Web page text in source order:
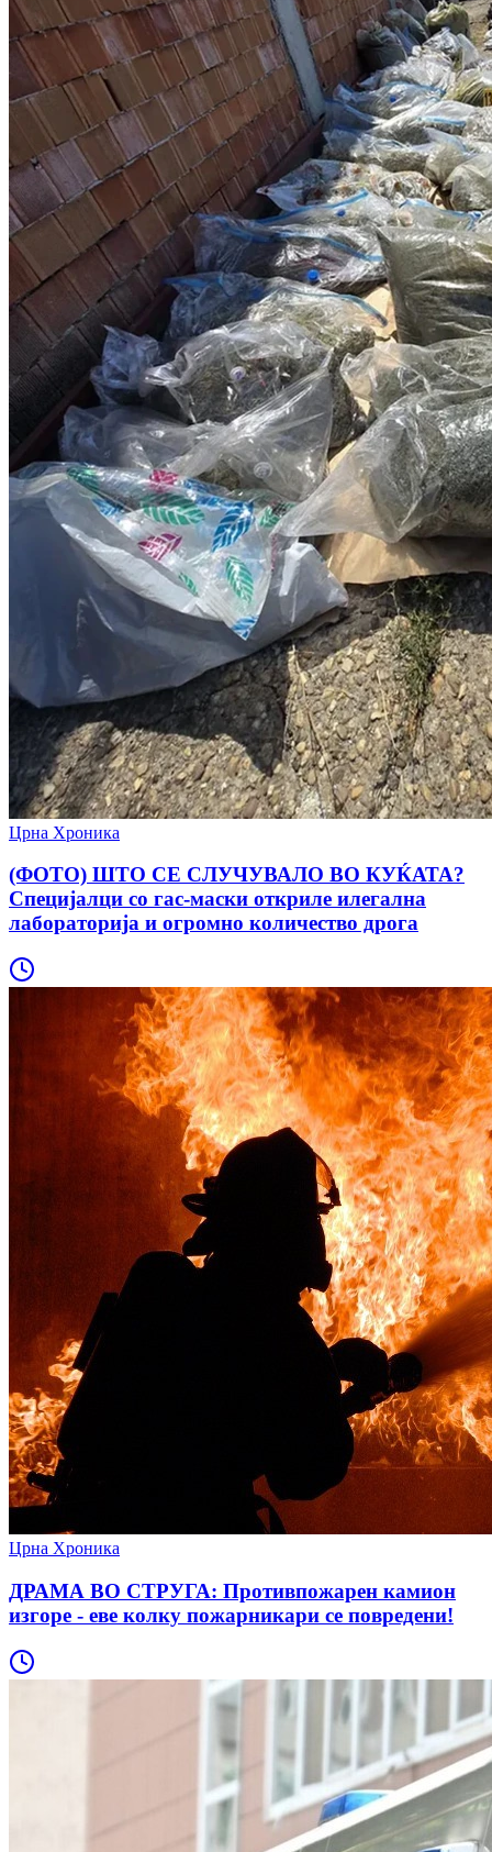
Црна Хроника
(ФОТО) ШТО СЕ СЛУЧУВАЛО ВО КУЌАТА?
Специјалци со гас-маски откриле илегална
лабораторија и огромно количество дрога
Црна Хроника
ДРАМА ВО СТРУГА: Противпожарен камион
изгоре - еве колку пожарникари се повредени!